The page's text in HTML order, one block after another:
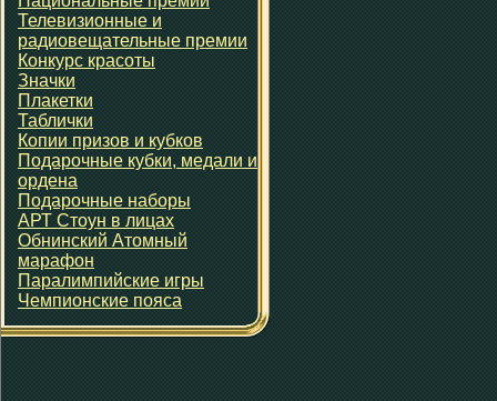
Телевизионные и
радиовещательные премии
Конкурс красоты
Значки
Плакетки
Таблички
Копии призов и кубков
Подарочные кубки, медали и
ордена
Подарочные наборы
АРТ Стоун в лицах
Обнинский Атомный
марафон
Паралимпийские игры
Чемпионские пояса